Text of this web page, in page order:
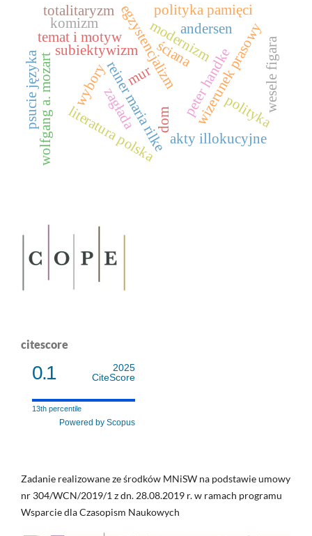
reiner maria rilkepeter handke
modernizm
egzystencjalizm
subiektywizm
akty illokucyjne
wizerunek prasowy
wybory
polityka
wolfgang a. mozart wesele figara
literatura polska
temat i motyw
polityka pamięci
mur
ściana
dom
totalitaryzm
psucie języka zagłada
andersen
komizm
citescore
0.1
2025
CiteScore
13th percentile
Powered by Scopus
Zadanie realizowane ze środków MNiSW na podstawie umowy
nr 304/WCN/2019/1 z dn. 28.08.2019 r. w ramach programu
Wsparcie dla Czasopism Naukowych